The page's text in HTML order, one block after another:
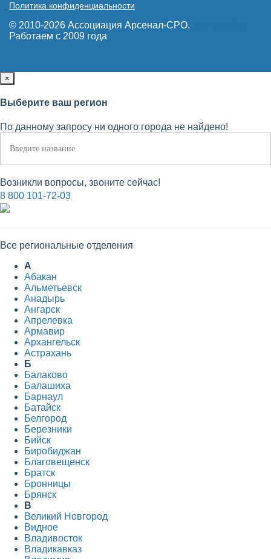
Политика конфиденциальности
© 2010-2026 Ассоциация Арсенал-СРО.
Работаем с 2009 года
×
Выберите ваш регион
По данному запросу ни одного города не найдено!
Возникли вопросы, звоните сейчас!
8 800 101-72-03
Все региональные отделения
А
Абакан
Альметьевск
Анадырь
Ангарск
Апрелевка
Армавир
Архангельск
Астрахань
Б
Балаково
Балашиха
Барнаул
Батайск
Белгород
Березники
Бийск
Биробиджан
Благовещенск
Братск
Бронницы
Брянск
В
Великий Новгород
Видное
Владивосток
Владикавказ